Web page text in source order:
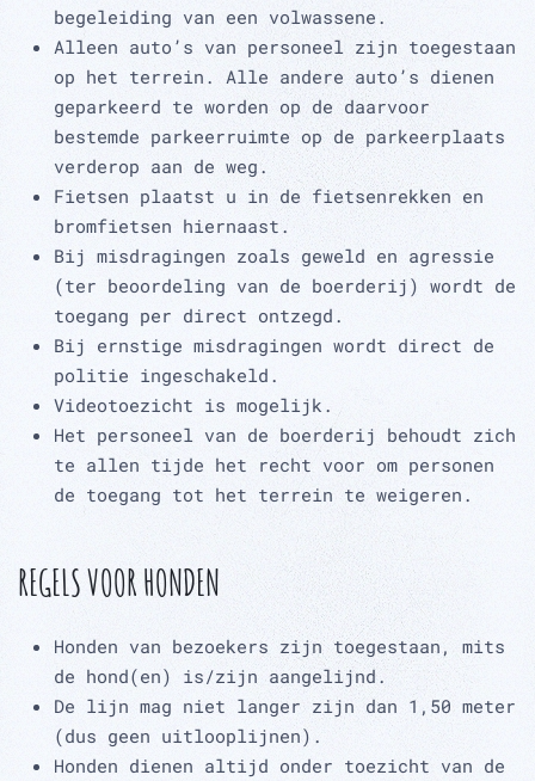
begeleiding van een volwassene.
Alleen auto’s van personeel zijn toegestaan
op het terrein. Alle andere auto’s dienen
geparkeerd te worden op de daarvoor
bestemde parkeerruimte op de parkeerplaats
verderop aan de weg.
Fietsen plaatst u in de fietsenrekken en
bromfietsen hiernaast.
Bij misdragingen zoals geweld en agressie
(ter beoordeling van de boerderij) wordt de
toegang per direct ontzegd.
Bij ernstige misdragingen wordt direct de
politie ingeschakeld.
Videotoezicht is mogelijk.
Het personeel van de boerderij behoudt zich
te allen tijde het recht voor om personen
de toegang tot het terrein te weigeren.
REGELS VOOR HONDEN
Honden van bezoekers zijn toegestaan, mits
de hond(en) is/zijn aangelijnd.
De lijn mag niet langer zijn dan 1,50 meter
(dus geen uitlooplijnen).
Honden dienen altijd onder toezicht van de